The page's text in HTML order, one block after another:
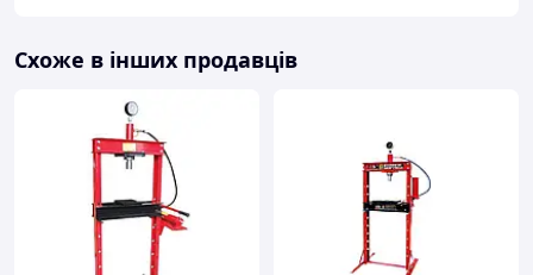
Схоже в інших продавців